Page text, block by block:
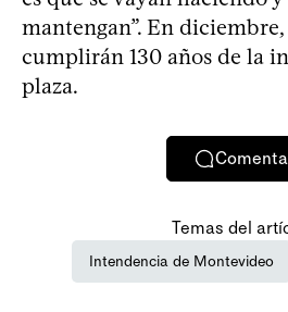
mantengan”. En
cumplirán 130 años de la
plaza.
Temas del
Intendencia de Montevideo